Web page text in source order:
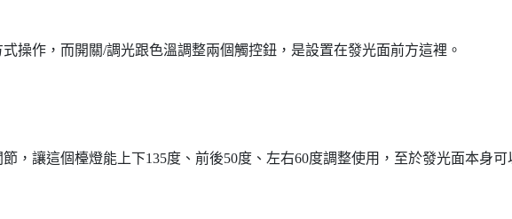
操作，而開關/調光跟色溫調整兩個觸控鈕，是設置在發光面前方這裡。
，讓這個檯燈能上下135度、前後50度、左右60度調整使用，至於發光面本身可